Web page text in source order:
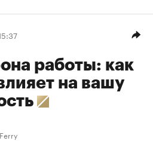
работы: как
на вашу